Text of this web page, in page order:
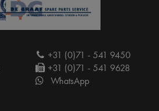
+31 (0)71 - 541 9450
+31 (0)71 - 541 9628
WhatsApp